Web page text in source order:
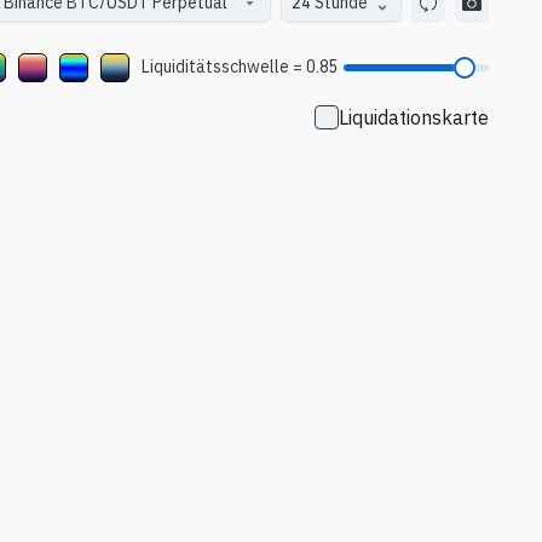
Liquiditätsschwelle = 0.85
Liquidationskarte